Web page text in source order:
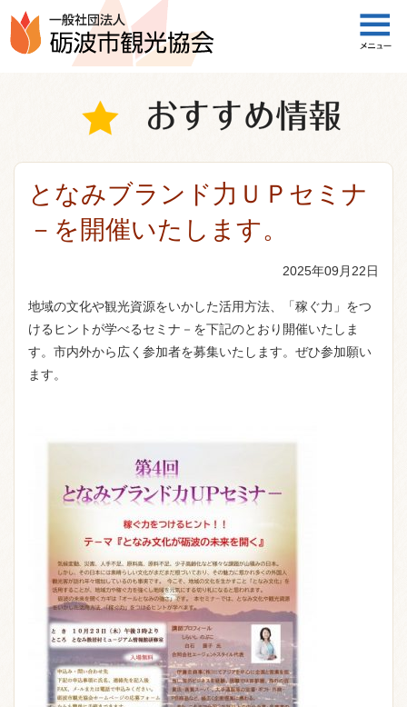
一般社団法人 砺波市観光協会
となみブランド力ＵＰセミナ
－を開催いたします。
2025年09月22日
地域の文化や観光資源をいかした活用方法、「稼ぐ力」をつ
けるヒントが学べるセミナ－を下記のとおり開催いたしま
す。市内外から広く参加者を募集いたします。ぜひ参加願い
ます。